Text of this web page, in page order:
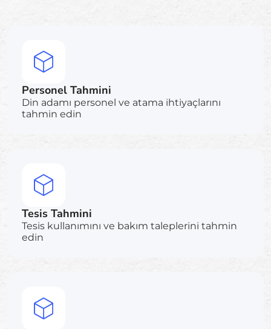
Personel Tahmini
Din adamı personel ve atama ihtiyaçlarını
tahmin edin
Tesis Tahmini
Tesis kullanımını ve bakım taleplerini tahmin
edin